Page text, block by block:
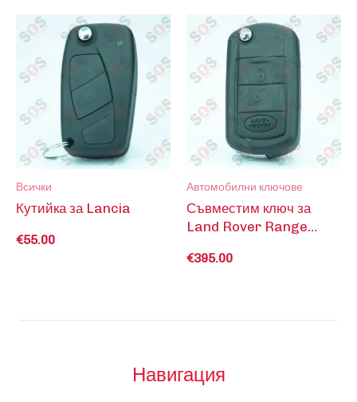
Всички
Кутийка за Lancia
€55.00
Автомобилни ключове
Съвместим ключ за
Land Rover Range
€395.00
Навигация